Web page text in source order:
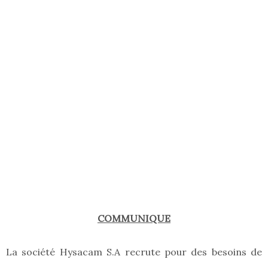
COMMUNIQUE
La société Hysacam S.A recrute pour des besoins de